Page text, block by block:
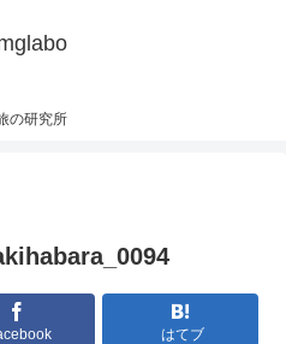
の研究所
はてブ